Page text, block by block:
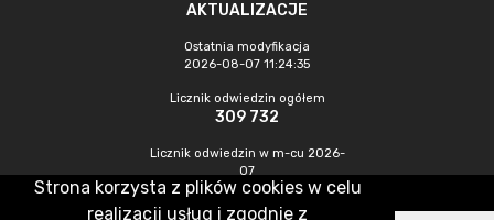
AKTUALIZACJE
Ostatnia modyfikacja
2026-08-07 11:24:35
Licznik odwiedzin ogółem
309 732
Licznik odwiedzin w m-cu 2026-
07
430
Strona korzysta z plików cookies w celu
realizacji usług i zgodnie z